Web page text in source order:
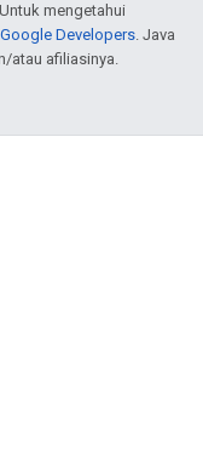
mengetahui
Developers. Java
atau afiliasinya.